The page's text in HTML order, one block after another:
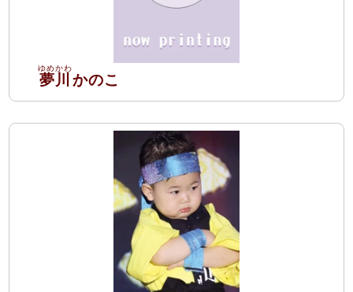
夢川 かのこ